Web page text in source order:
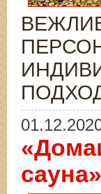
сауна»